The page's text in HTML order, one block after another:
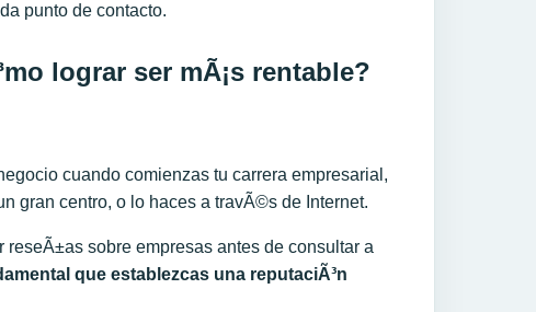
punto de contacto.
lograr ser mÃ¡s rentable?
cuando comienzas tu carrera empresarial,
gran centro, o lo haces a travÃ©s de Internet.
sobre empresas antes de consultar a
que establezcas una reputaciÃ³n